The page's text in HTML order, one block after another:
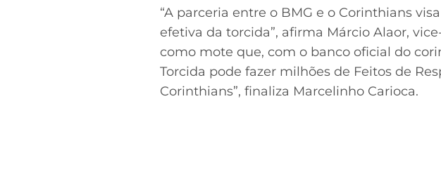
“A parceria entre o BMG e o Corinthians
efetiva da torcida”, afirma Márcio Alaor,
como mote que, com o banco oficial do
Torcida pode fazer milhões de Feitos de
Corinthians”, finaliza Marcelinho Carioca.